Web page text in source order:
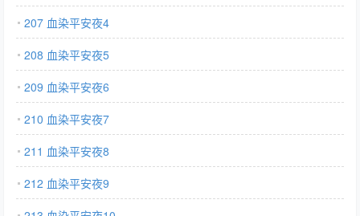
207 血染平安夜4
208 血染平安夜5
209 血染平安夜6
210 血染平安夜7
211 血染平安夜8
212 血染平安夜9